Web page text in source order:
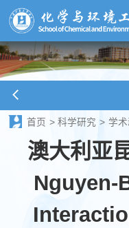
首页 > 科学研究 > 学
澳大利亚
Nguyen-